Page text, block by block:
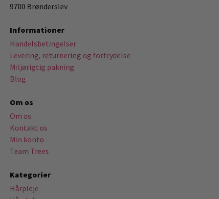
9700 Brønderslev
Informationer
Handelsbetingelser
Levering, returnering og fortrydelse
Miljørigtig pakning
Blog
Om os
Om os
Kontakt os
Min konto
Team Trees
Kategorier
Hårpleje